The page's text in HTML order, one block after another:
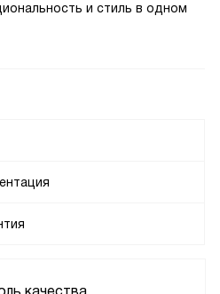
и стиль в одном
качества